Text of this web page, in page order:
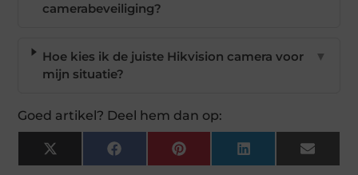
camerabeveiliging?
Hoe kies ik de juiste Hikvision camera voor
mijn situatie?
▼
Goed artikel? Deel hem dan op:
X
(Twitter)
FacebookPinterest LinkedIn Email